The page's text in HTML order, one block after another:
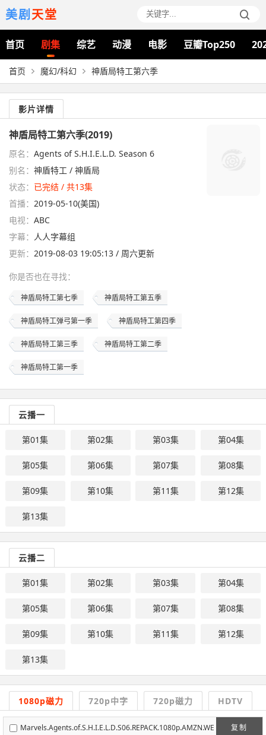
美剧天堂
首页 剧集 综艺 动漫 电影 豆瓣Top250
首页 魔幻/科幻 神盾局特工第六季
影片详情
神盾局特工第六季(2019)
原名： Agents of S.H.I.E.L.D. Season 6
别名： 神盾特工 / 神盾局
状态： 已完结 / 共13集
首播： 2019-05-10(美国)
电视： ABC
字幕： 人人字幕组
更新： 2019-08-03 19:05:13 / 周六更新
你是否也在寻找：
神盾局特工第七季 神盾局特工第五季
神盾局特工弹弓第一季 神盾局特工第四季
神盾局特工第三季 神盾局特工第二季
神盾局特工第一季
云播一
第01集 第02集 第03集 第04集
第05集 第06集 第07集 第08集
第09集 第10集 第11集 第12集
第13集
云播二
第01集 第02集 第03集 第04集
第05集 第06集 第07集 第08集
第09集 第10集 第11集 第12集
第13集
1080p磁力 720p中字 720p磁力 HDTV
复制
Marvels.Agents.of.S.H.I.E.L.D.S06.REPACK.1080p.AMZN.WE